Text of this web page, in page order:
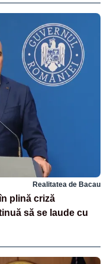
Realitatea de Bacau
plină criză
să se laude cu